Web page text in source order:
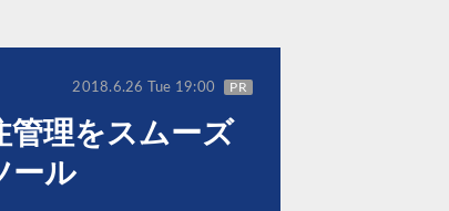
管理をスムーズ
ール
2018.6.26 Tue 19:00 PR